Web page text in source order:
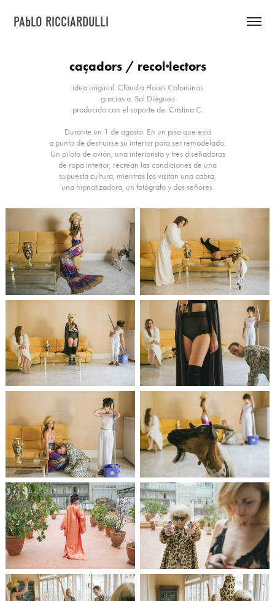
PAbLO RICCIARDULLI
caçadors / recol·lectors
idea original. Clàudia Flores Colominas
gracias a. Sol Diéguez
producido con el soporte de. Cristina C.
Durante un 1 de agosto. En un piso que está
a punto de destruirse su interior para ser remodelado.
Un piloto de avión, una interiorista y tres diseñadoras
de ropa interior, recrean las condiciones de una
supuesta cultura, mientras los visitan una cabra,
una hipnotizadora, un fotógrafo y dos señores.